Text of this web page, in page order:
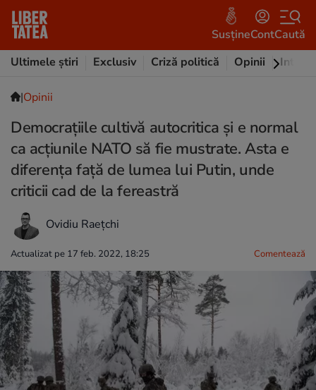
SusțineContCaută
Ultimele știri
Exclusiv Criză politică Opinii
|Opinii
Democrațiile cultivă autocritica și e normal
ca acțiunile NATO să fie mustrate. Asta e
diferența față de lumea lui Putin, unde
criticii cad de la fereastră
Ovidiu Raețchi
Actualizat pe 17 feb. 2022, 18:25 Comentează